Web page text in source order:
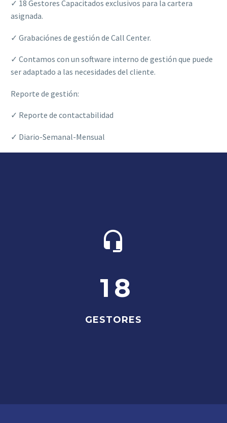
✓ 18 Gestores Capacitados exclusivos para la cartera
asignada.
✓ Grabaciónes de gestión de Call Center.
✓ Contamos con un software interno de gestión que puede
ser adaptado a las necesidades del cliente.
Reporte de gestión:
✓ Reporte de contactabilidad
✓ Diario-Semanal-Mensual


1 8
GESTORES